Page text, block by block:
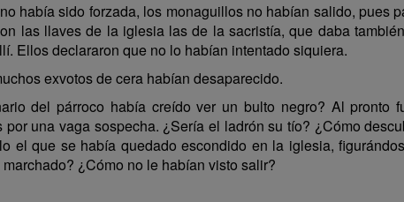
había sido forzada, los monaguillos no habían salido, pues
las llaves de la iglesia las de la sacristía, que daba
Ellos declararon que no lo habían intentado siquiera.
exvotos de cera habían desaparecido.
del párroco había creído ver un bulto negro? Al
una vaga sospecha. ¿Sería el ladrón su tío? ¿Cómo
el que se había quedado escondido en la iglesia,
¿Cómo no le habían visto salir?